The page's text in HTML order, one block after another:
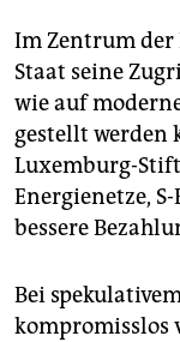
Im Zentrum der
Staat seine
wie auf
gestellt werden
Luxemburg-
Energienetze,
bessere
Bei
kompromisslos